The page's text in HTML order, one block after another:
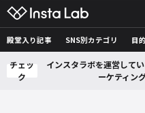
殿堂入り記事 SNS別カテゴリ 目
チェッ
ク
インスタラボを運営して
ーケティン